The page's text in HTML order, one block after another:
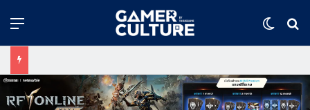
Menu